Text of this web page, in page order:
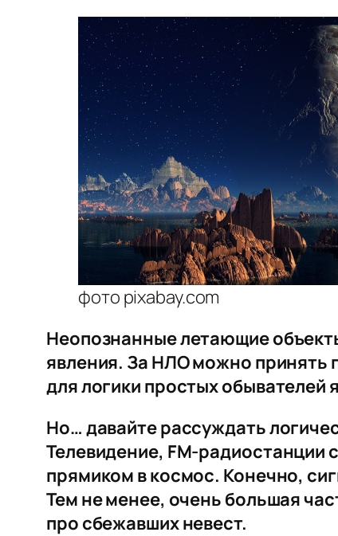
фото pixabay.com
Неопознанные летающие
явления. За НЛО можно принять
для логики простых обывателей
Но… давайте рассуждать
Телевидение, FM-радиостанции
прямиком в космос. Конечно,
Тем не менее, очень большая
про сбежавших невест.